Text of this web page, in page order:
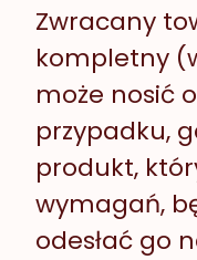
Zwracany
kompletny
może nosić
przypadku,
produkt,
wymagań,
odesłać go